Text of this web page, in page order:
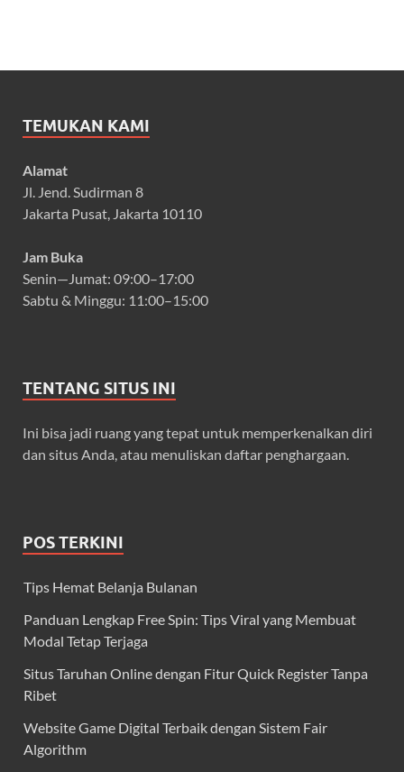
TEMUKAN KAMI
Alamat
Jl. Jend. Sudirman 8
Jakarta Pusat, Jakarta 10110
Jam Buka
Senin—Jumat: 09:00–17:00
Sabtu & Minggu: 11:00–15:00
TENTANG SITUS INI
Ini bisa jadi ruang yang tepat untuk memperkenalkan diri
dan situs Anda, atau menuliskan daftar penghargaan.
POS TERKINI
Tips Hemat Belanja Bulanan
Panduan Lengkap Free Spin: Tips Viral yang Membuat
Modal Tetap Terjaga
Situs Taruhan Online dengan Fitur Quick Register Tanpa
Ribet
Website Game Digital Terbaik dengan Sistem Fair
Algorithm